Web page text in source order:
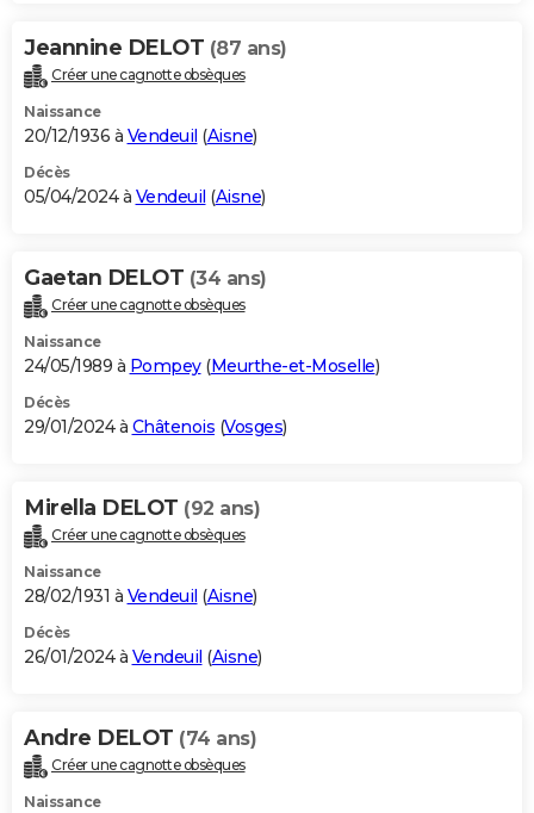
Jeannine DELOT (87 ans)
Créer une cagnotte obsèques
Naissance
20/12/1936 à Vendeuil (Aisne)
Décès
05/04/2024 à Vendeuil (Aisne)
Gaetan DELOT (34 ans)
Créer une cagnotte obsèques
Naissance
24/05/1989 à Pompey(Meurthe-et-Moselle)
Décès
29/01/2024 à Châtenois (Vosges)
Mirella DELOT (92 ans)
Créer une cagnotte obsèques
Naissance
28/02/1931 à Vendeuil (Aisne)
Décès
26/01/2024 à Vendeuil (Aisne)
Andre DELOT (74 ans)
Créer une cagnotte obsèques
Naissance